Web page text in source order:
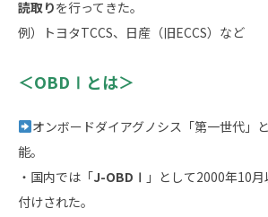
読取りを行ってきた。
例）トヨタTCCS、日産（旧ECCS）など
＜OBDⅠとは＞
オンボードダイアグノシス「第一世代」
能。
・国内では「J-OBDⅠ 」として2000年10
付けされた。